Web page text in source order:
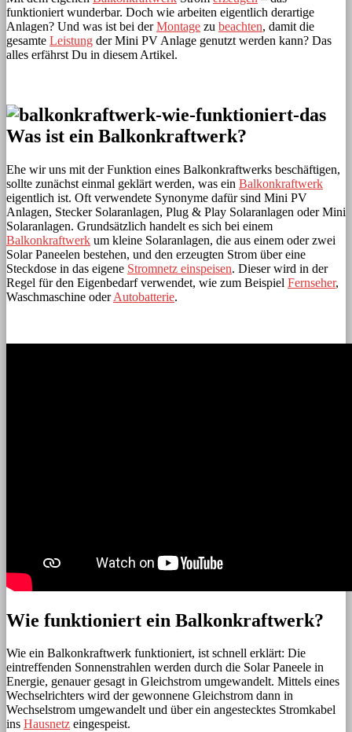
funktioniert wunderbar. Doch wie arbeiten eigentlich derartige
Anlagen? Und was ist bei derMontage zu beachten, damit die
gesamte Leistung der Mini PV Anlage genutzt werden kann? Das
alles erfährst Du in diesem Artikel.
Was ist ein Balkonkraftwerk?
Ehe wir uns mit der Funktion eines Balkonkraftwerks beschäftigen,
sollte zunächst einmal geklärt werden, was ein Balkonkraftwerk
eigentlich ist. Oft verwendete Synonyme dafür sind Mini PV
Anlagen, Stecker Solaranlagen, Plug & Play Solaranlagen oder Mini
Solaranlagen. Grundsätzlich handelt es sich bei einem
Balkonkraftwerk um kleine Solaranlagen, die aus einem oder zwei
Solar Paneelen bestehen, und den erzeugten Strom über eine
Steckdose in das eigene Stromnetz einspeisen. Dieser wird in der
Regel für den Eigenbedarf verwendet, wie zum Beispiel Fernseher,
Waschmaschine oderAutobatterie.
Wie funktioniert ein Balkonkraftwerk?
Wie ein Balkonkraftwerk funktioniert, ist schnell erklärt: Die
eintreffenden Sonnenstrahlen werden durch die Solar Paneele in
Energie, genauer gesagt in Gleichstrom umgewandelt. Mittels eines
Wechselrichters wird der gewonnene Gleichstrom dann in
Wechselstrom umgewandelt und über ein angestecktes Stromkabel
ins Hausnetz eingespeist.